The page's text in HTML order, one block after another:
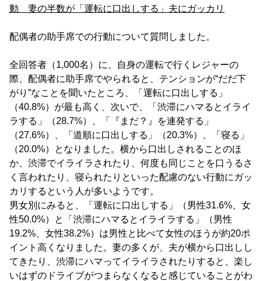
動 妻の半数が「運転に口出しする」夫にガッカリ
配偶者の助手席での行動について質問しました。
全回答者（1,000名）に、自身の運転で行くレジャーの
際、配偶者に助手席でやられると、テンションが“だだ下
がり”なことを聞いたところ、「運転に口出しする」
（40.8%）が最も高く、次いで、「渋滞にハマるとイライ
ラする」（28.7%）、「『まだ？』を連発する」
（27.6%）、「道順に口出しする」（20.3%）、「寝る」
（20.0%）となりました。横から口出しされることのほ
か、渋滞でイライラされたり、何度も同じことを口うるさ
く言われたり、寝られたりといった配慮のない行動にガッ
カリするという人が多いようです。
男女別にみると、「運転に口出しする」（男性31.6%、女
性50.0%）と「渋滞にハマるとイライラする」（男性
19.2%、女性38.2%）は男性と比べて女性のほうが約20ポ
イント高くなりました。妻の多くが、夫が横から口出しし
てきたり、渋滞にハマってイライラされたりすると、楽し
いはずのドライブがつまらなくなると感じていることがわ